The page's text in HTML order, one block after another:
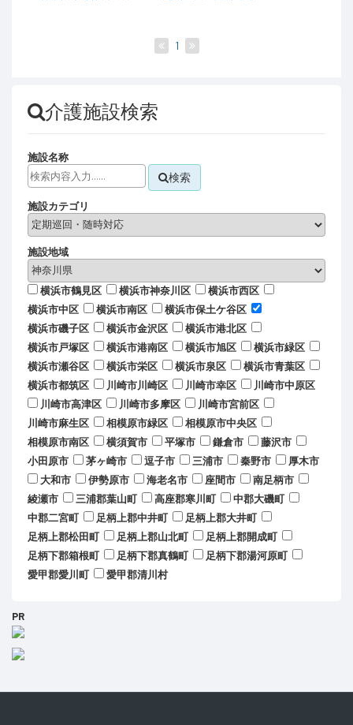
1
介護施設検索
施設名称
検索
施設カテゴリ
施設地域
横浜市鶴見区 横浜市神奈川区
横浜市西区
横浜市中区
横浜市南区
横浜市保土ケ谷区
横浜市磯子区
横浜市金沢区
横浜市港北区
横浜市戸塚区
横浜市港南区 横浜市旭区
横浜市緑区
横浜市瀬谷区
横浜市栄区 横浜市泉区
横浜市青葉区
横浜市都筑区
川崎市川崎区 川崎市幸区
川崎市中原区
川崎市高津区
川崎市多摩区
川崎市宮前区
川崎市麻生区
相模原市緑区
相模原市中央区
相模原市南区
横須賀市 平塚市 鎌倉市
藤沢市
小田原市
茅ヶ崎市 逗子市 三浦市 秦野市
厚木市
大和市
伊勢原市 海老名市 座間市
南足柄市
綾瀬市
三浦郡葉山町 高座郡寒川町
中郡大磯町
中郡二宮町
足柄上郡中井町
足柄上郡大井町
足柄上郡松田町
足柄上郡山北町
足柄上郡開成町
足柄下郡箱根町
足柄下郡真鶴町
足柄下郡湯河原町
愛甲郡愛川町
愛甲郡清川村
PR